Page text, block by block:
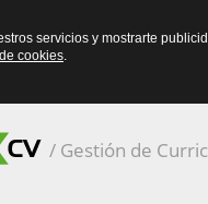
servicios y mostrarte
cookies.